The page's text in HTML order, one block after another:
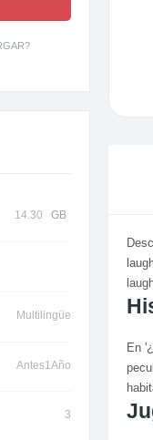
En
14.30 GB
Multilingüe
Antes1Año
3